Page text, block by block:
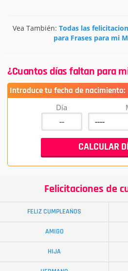
Vea También: Todas las
para Frases para mi
¿Cuantos días faltan para
Introduce tu fecha de nacimiento:
Día
Felicitaciones de
FELIZ CUMPLEAÑOS
AMIGO
HIJA